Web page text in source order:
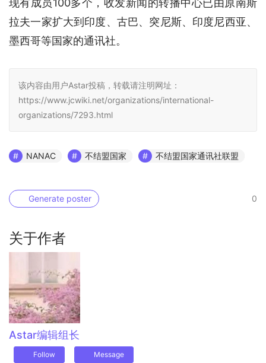
现有成员100多个，收发新闻的转播中心已由原南斯
拉夫一家扩大到印度、古巴、突尼斯、印度尼西亚、
墨西哥等国家的通讯社。
该内容由用户Astar投稿，转载请注明网址：
https://www.jcwiki.net/organizations/international-
organizations/7293.html
NANAC 不结盟国家 不结盟国家通讯社联盟
0
Generate poster
关于作者
Astar编辑组长
Follow Message